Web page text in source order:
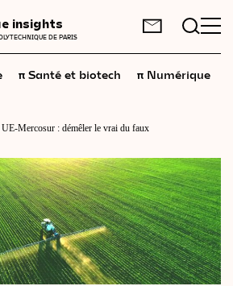
insights
DE PARIS
π Santé et biotech π Numérique
Mercosur : démêler le vrai du faux